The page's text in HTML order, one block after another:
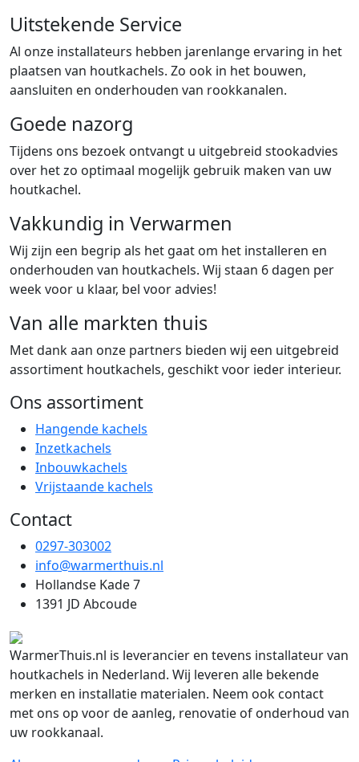
Uitstekende Service
Al onze installateurs hebben jarenlange ervaring in het
plaatsen van houtkachels. Zo ook in het bouwen,
aansluiten en onderhouden van rookkanalen.
Goede nazorg
Tijdens ons bezoek ontvangt u uitgebreid stookadvies
over het zo optimaal mogelijk gebruik maken van uw
houtkachel.
Vakkundig in Verwarmen
Wij zijn een begrip als het gaat om het installeren en
onderhouden van houtkachels. Wij staan 6 dagen per
week voor u klaar, bel voor advies!
Van alle markten thuis
Met dank aan onze partners bieden wij een uitgebreid
assortiment houtkachels, geschikt voor ieder interieur.
Ons assortiment
Hangende kachels
Inzetkachels
Inbouwkachels
Vrijstaande kachels
Contact
0297-303002
info@warmerthuis.nl
Hollandse Kade 7
1391 JD Abcoude
WarmerThuis.nl is leverancier en tevens installateur van
houtkachels in Nederland. Wij leveren alle bekende
merken en installatie materialen. Neem ook contact
met ons op voor de aanleg, renovatie of onderhoud van
uw rookkanaal.